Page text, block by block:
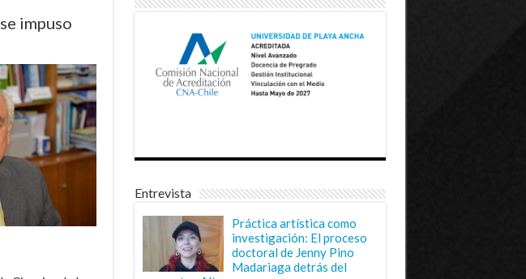
impuso
Entrevista
Práctica artística como
investigación: El proceso
doctoral de Jenny Pino
Madariaga detrás del